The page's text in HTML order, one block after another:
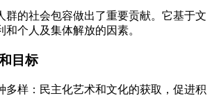
群的社会包容做出了重要贡献。它基于文
个人及集体解放的因素。
目标
多样：民主化艺术和文化的获取，促进积